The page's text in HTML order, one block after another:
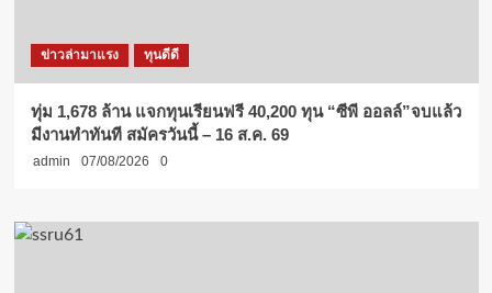
ข่าวล่ามาแรง ทุนดีดี
ทุ่ม 1,678 ล้าน แจกทุนเรียนฟรี 40,200 ทุน “ซีพี ออลล์”จบแล้ว
มีงานทำทันที สมัครวันนี้ – 16 ส.ค. 69
admin 07/08/2026 0